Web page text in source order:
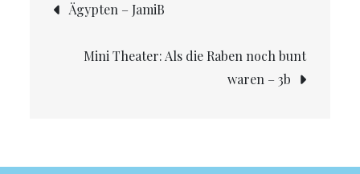
Ägypten – JamiB
Mini Theater: Als die Raben noch bunt
waren – 3b